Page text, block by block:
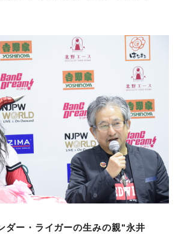
ダー・ライガーの生みの親“永井